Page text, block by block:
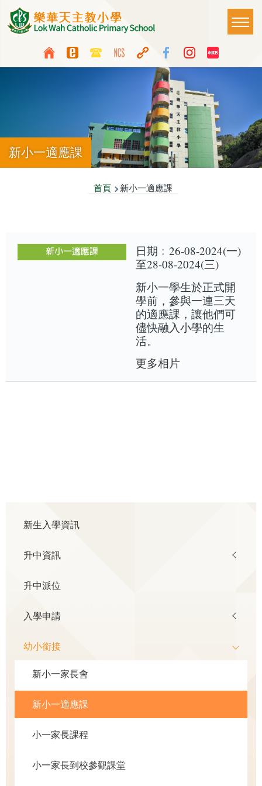
移至主內容
Top
Media
Button
Language
switcher
Main
新小一適應課
結
首頁 新小一適應課
日期﹕26-08-2024(一)
至28-08-2024(三)
新小一學生於正式開
學前，參與一連三天
的適應課，讓他們可
儘快融入小學的生
活。
更多相片
navigation
新生入學資訊
升中資訊
升中派位
入學申請
幼小銜接
新小一家長會
新小一適應課
小一家長課程
小一家長到校參觀課堂